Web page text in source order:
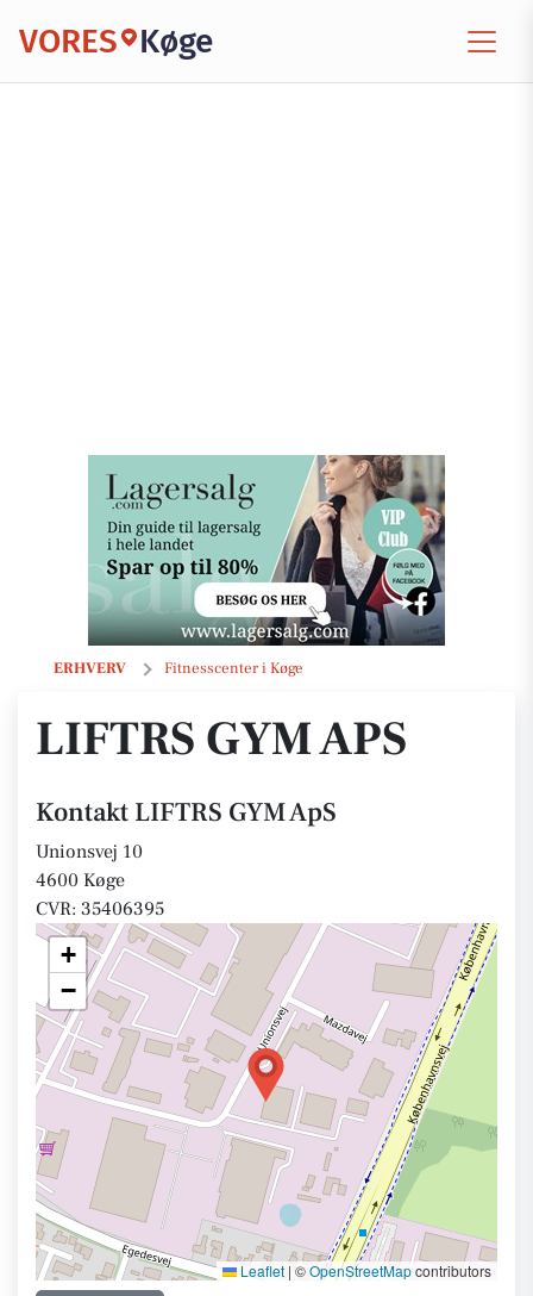
VORES Køge
ERHVERV Fitnesscenter i Køge
LIFTRS GYM ApS
LIFTRS GYM APS
Kontakt LIFTRS GYM ApS
Unionsvej 10
4600 Køge
CVR: 35406395
+
−
Leaflet | ©OpenStreetMapcontributors